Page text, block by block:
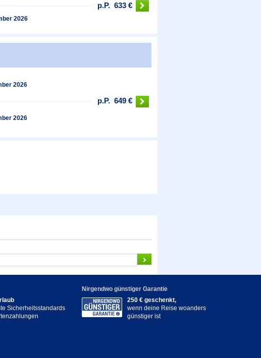
2026
p.P. 633 €
2026
2026
p.P. 649 €
Sicherheitsstandards
Nirgendwo günstiger Garantie
250 € geschenkt,
wenn deine Reise woanders
günstiger ist